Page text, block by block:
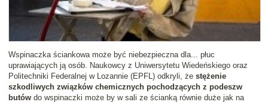
Wspinaczka ściankowa może być niebezpieczna dla... płuc
uprawiających ją osób. Naukowcy z Uniwersytetu Wiedeńskiego oraz
Politechniki Federalnej w Lozannie (EPFL) odkryli, że stężenie
szkodliwych związków chemicznych pochodzących z podeszw
butów do wspinaczki może by w sali ze ścianką równie duże jak na